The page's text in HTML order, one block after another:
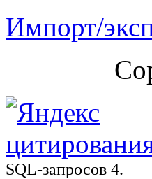
Импорт/
SQL-запросов 4.